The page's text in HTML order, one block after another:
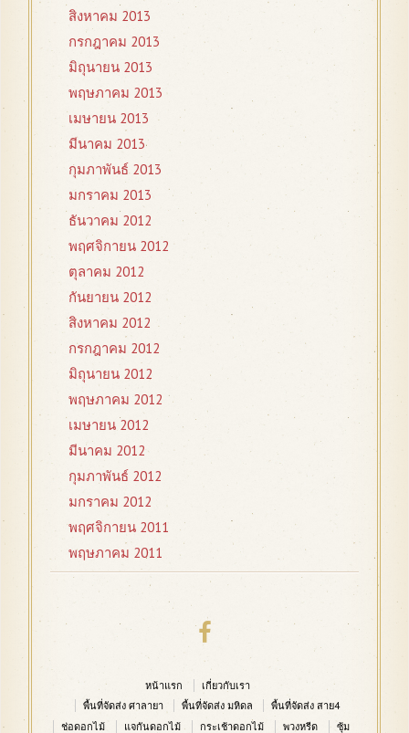
สิงหาคม 2013
กรกฎาคม 2013
มิถุนายน 2013
พฤษภาคม 2013
เมษายน 2013
มีนาคม 2013
กุมภาพันธ์ 2013
มกราคม 2013
ธันวาคม 2012
พฤศจิกายน 2012
ตุลาคม 2012
กันยายน 2012
สิงหาคม 2012
กรกฎาคม 2012
มิถุนายน 2012
พฤษภาคม 2012
เมษายน 2012
มีนาคม 2012
กุมภาพันธ์ 2012
มกราคม 2012
พฤศจิกายน 2011
พฤษภาคม 2011
หน้าแรก
เกี่ยวกับเรา
พื้นที่จัดส่ง ศาลายา
พื้นที่จัดส่ง มหิดล
พื้นที่จัดส่ง สาย4
ช่อดอกไม้
แจกันดอกไม้ กระเช้าดอกไม้ พวงหรีด ซุ้ม